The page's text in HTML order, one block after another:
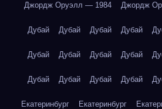
Джордж Оруэлл — 1984 Джордж
Дубай Дубай Дубай Дубай
Дубай Дубай Дубай Дубай
Дубай Дубай Дубай Дубай
Екатеринбург Екатеринбург